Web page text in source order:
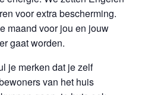
voor extra bescherming.
maand voor jou en jouw
gaat worden.
je merken dat je zelf
van het huis